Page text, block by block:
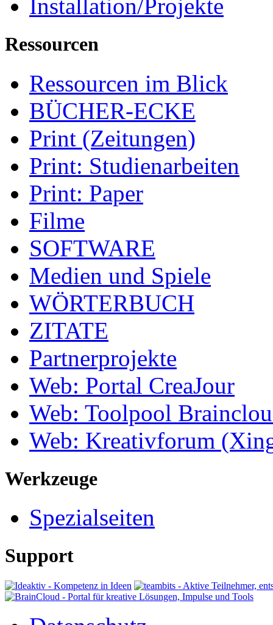
Installation/Projekte
Ressourcen
Ressourcen im Blick
BÜCHER-ECKE
Print (Zeitungen)
Print: Studienarbeiten
Print: Paper
Filme
SOFTWARE
Medien und Spiele
WÖRTERBUCH
ZITATE
Partnerprojekte
Web: Portal CreaJour
Web: Toolpool
Web: Kreativforum
Werkzeuge
Spezialseiten
Support